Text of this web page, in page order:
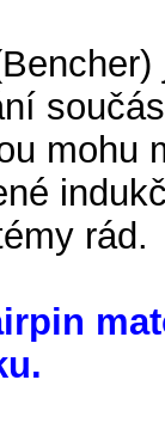
mohu
rád.